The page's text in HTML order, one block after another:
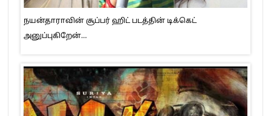
நயன்தாராவின் சூப்பர் ஹிட் படத்தின் டிக்கெட்
அனுப்புகிறேன்…